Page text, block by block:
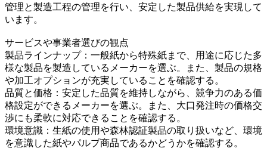
管理と製造工程の管理を行い、安定した製品供給を実現して
います。
サービスや事業者選びの観点
製品ラインナップ：一般紙から特殊紙まで、用途に応じた多
様な製品を製造しているメーカーを選ぶ。また、製品の規格
や加工オプションが充実していることを確認する。
品質と価格：安定した品質を維持しながら、競争力のある価
格設定ができるメーカーを選ぶ。また、大口発注時の価格交
渉にも柔軟に対応できることを確認する。
環境意識：生紙の使用や森林認証製品の取り扱いなど、環境
を意識した紙やパルプ商品であるかどうかを確認する。